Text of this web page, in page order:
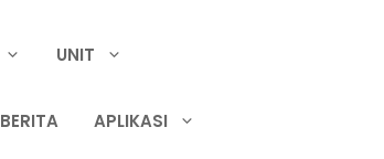
UNIT
BERITA APLIKASI